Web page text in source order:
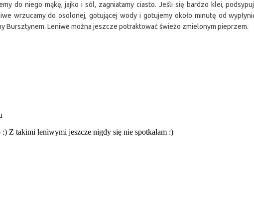
do niego mąkę, jajko i sól, zagniatamy ciasto. Jeśli się bardzo klei,
wrzucamy do osolonej, gotującej wody i gotujemy około minutę od
Bursztynem. Leniwe można jeszcze potraktować świeżo zmielonym pieprzem.